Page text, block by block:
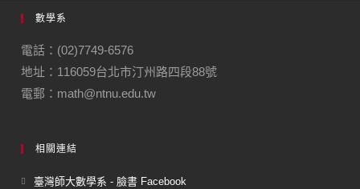
數學系
電話：(02)7749-6576
地址：116059台北市汀州路四段88號
電郵：math@ntnu.edu.tw
相關連結
臺灣師大數學系 - 臉書 Facebook